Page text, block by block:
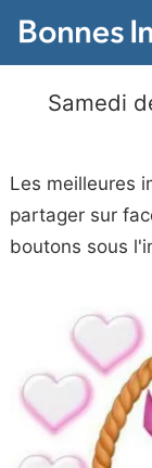
Samedi
Les meilleures
partager sur
boutons sous